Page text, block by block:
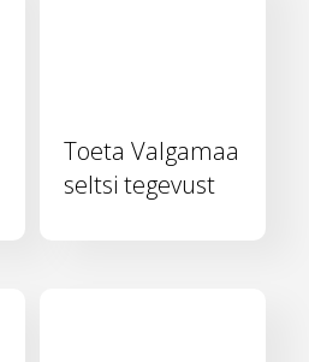
Toeta Valgamaa
seltsi tegevust